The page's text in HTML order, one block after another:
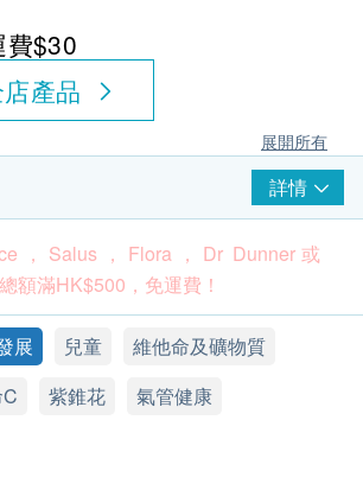
費$30
產品
展開所有
詳情
，Salus，Flora，Dr Dunner或
額滿HK$500，免運費！
質線之一的瑞士製造免疫增強配方
展 兒童
維他命及礦物質
紫錐花 氣管健康